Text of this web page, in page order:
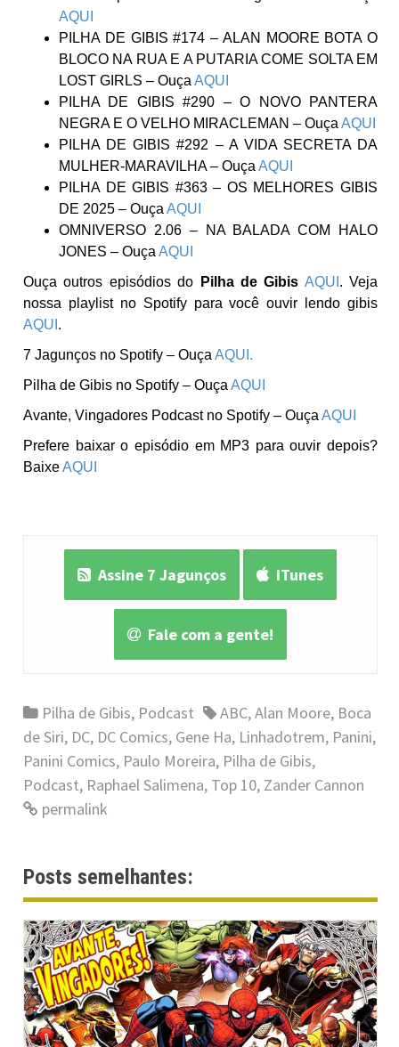
AQUI
PILHA DE GIBIS #174 – ALAN MOORE BOTA O
BLOCO NA RUA E A PUTARIA COME SOLTA EM
LOST GIRLS – OuçaAQUI
PILHA DE GIBIS #290 – O NOVO PANTERA
NEGRA E O VELHO MIRACLEMAN – OuçaAQUI
PILHA DE GIBIS #292 – A VIDA SECRETA DA
MULHER-MARAVILHA – OuçaAQUI
PILHA DE GIBIS #363 – OS MELHORES GIBIS
DE 2025 – OuçaAQUI
OMNIVERSO 2.06 – NA BALADA COM HALO
JONES – OuçaAQUI
Ouça outros episódios do
Pilha de Gibis AQUI . Veja
nossa playlist no Spotify para você ouvir lendo gibis
AQUI .
7 Jagunços no Spotify – OuçaAQUI.
Pilha de Gibis no Spotify – OuçaAQUI
Avante, Vingadores Podcast no Spotify – OuçaAQUI
Prefere baixar o episódio em MP3 para ouvir depois?
BaixeAQUI
Assine 7 Jagunços iTunes
Fale com a gente!
Pilha de Gibis, Podcast ABC,Alan Moore, Boca
de Siri, DC, DC Comics, Gene Ha, Linhadotrem, Panini,
Panini Comics, Paulo Moreira, Pilha de Gibis,
Podcast, Raphael Salimena, Top 10, Zander Cannon
permalink
Posts semelhantes: